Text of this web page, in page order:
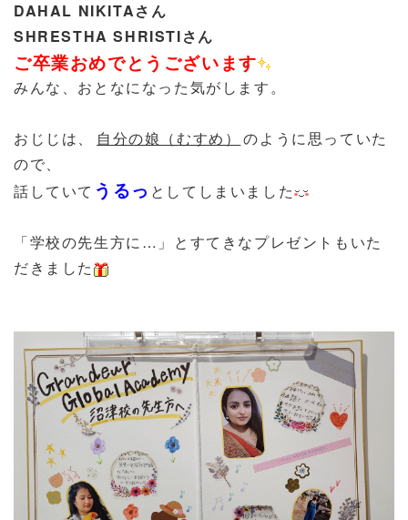
DAHAL NIKITAさん
SHRESTHA SHRISTIさん
ご卒業おめでとうございます
みんな、おとなになった気がします。
おじじは、 自分の娘（むすめ）
のように思っていた
ので、
話していて うるっ としてしまいました
「学校の先生方に…」とすてきなプレゼントもいた
だきました